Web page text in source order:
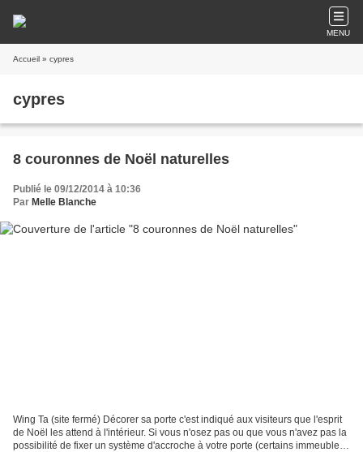
MENU
Accueil » cypres
cypres
8 couronnes de Noël naturelles
Publié le 09/12/2014 à 10:36
Par Melle Blanche
Wing Ta (site fermé) Décorer sa porte c'est indiqué aux visiteurs que l'esprit
de Noël les attend à l'intérieur. Si vous n'osez pas ou que vous n'avez pas la
possibilité de fixer un système d'accroche à votre porte (certains immeubles